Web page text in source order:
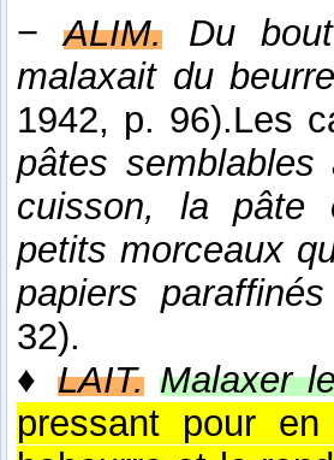
−ALIM.
Du
malaxait du
1942, p. 96).Les
pâtes
cuisson, la pâte
petits morceaux
papiers paraffinés
32).
♦ LAIT. Malaxer
pressant pour